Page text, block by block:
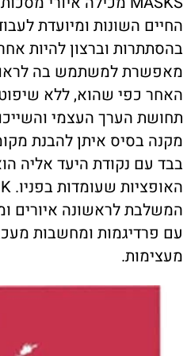
החיים השונות ומיועדת
מאפשרת למשתמש בה
האחר כפי שהוא, ללא
מקנה בסיס איתן להבנת
בבד עם נקודת היעד אליה
המשלבת לראשונה איורים
עם פרדיגמות ומחשבות
מעצימות.